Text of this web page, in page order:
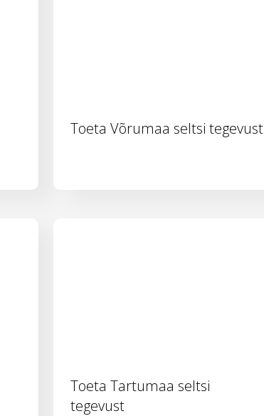
Toeta Võrumaa seltsi tegevust
Toeta Tartumaa seltsi
tegevust